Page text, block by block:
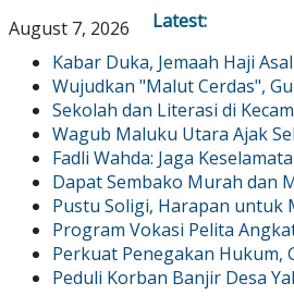
August 7, 2026
Latest:
Kabar Duka, Jemaah Haji
Wujudkan "Malut Cerdas",
Sekolah dan Literasi di
Wagub Maluku Utara Ajak
Fadli Wahda: Jaga
Dapat Sembako Murah dan
Pustu Soligi, Harapan untuk
Program Vokasi Pelita
Perkuat Penegakan Hukum,
Peduli Korban Banjir Desa